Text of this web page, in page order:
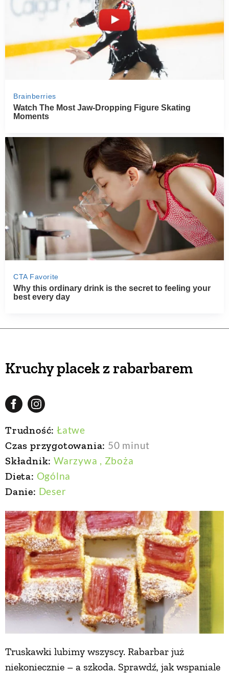
Kruchy placek z rabarbarem
Trudność: Łatwe
Czas przygotowania: 50 minut
Składnik: Warzywa , Zboża
Dieta: Ogólna
Danie: Deser
Truskawki lubimy wszyscy. Rabarbar już
niekoniecznie – a szkoda. Sprawdź, jak wspaniale